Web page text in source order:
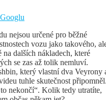
nejsou určené pro běžné
vozu jako takového,
na dalších nákladech, které
se zas až tolik nemluví.
který vlastní dva Veyrony
tuhle skutečnost
nekončí“. Kolik tedy utratíte,